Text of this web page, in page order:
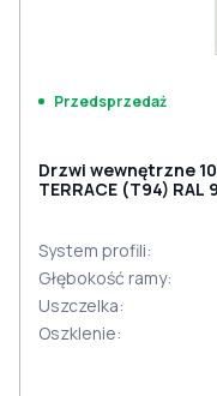
Przedsprzedaż
Drzwi wewnętrzne
TERRACE (Т94)
System profili:
Głębokość ramy:
Uszczelka:
Oszklenie: